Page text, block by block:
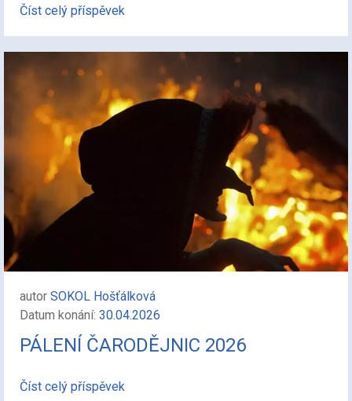
Číst celý příspěvek
autor SOKOL Hošťálková
Datum konání: 30.04.2026
PÁLENÍ ČARODĚJNIC 2026
Číst celý příspěvek